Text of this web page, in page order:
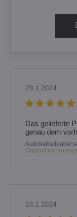
29.1.2024
Das gelieferte
genau dem
Automatisch
Originaltext
23.1.2024